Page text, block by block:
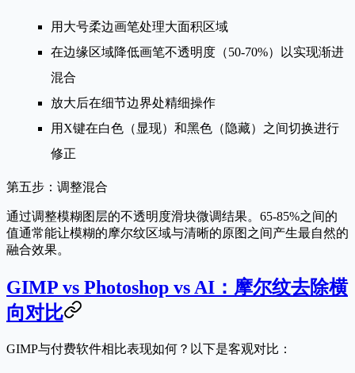
用大号柔边画笔处理大面积区域
在边缘区域降低画笔不透明度（50-70%）以实现渐进
混合
放大后在细节边界处精细操作
用 X键在白色（显现）和黑色（隐藏）之间切换进行
修正
第五步：调整混合
通过调整模糊图层的不透明度滑块微调结果。65-85%之间的
值通常能让模糊的摩尔纹区域与清晰的原图之间产生最自然的
融合效果。
GIMP vs Photoshop vs AI：摩尔纹去除横
向对比
GIMP与付费软件相比表现如何？以下是客观对比：